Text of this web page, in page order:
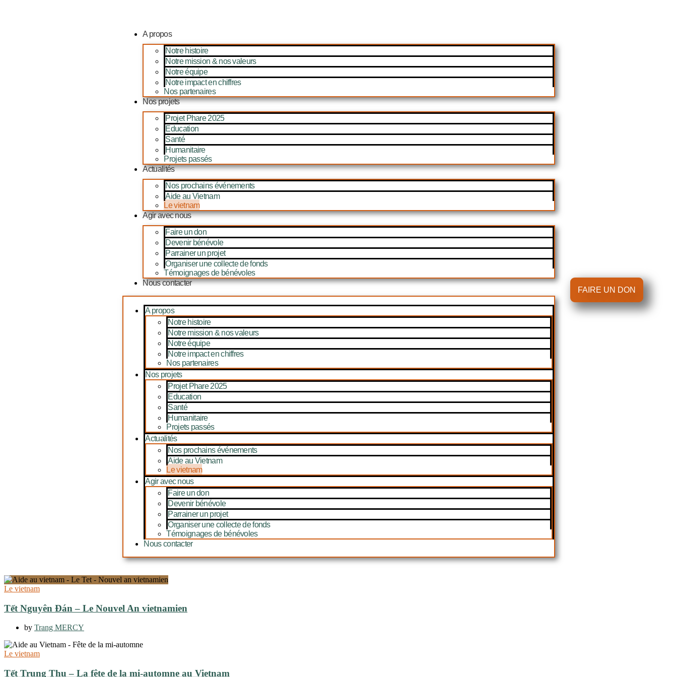
A propos
Notre histoire
Notre mission & nos valeurs
Notre équipe
Notre impact en chiffres
Nos partenaires
Nos projets
Projet Phare 2025
Education
Santé
Humanitaire
Projets passés
Actualités
Nos prochains événements
Aide au Vietnam
Le vietnam
Agir avec nous
Faire un don
Devenir bénévole
Parrainer un projet
Organiser une collecte de fonds
Témoignages de bénévoles
Nous contacter
A propos
Notre histoire
Notre mission & nos valeurs
Notre équipe
Notre impact en chiffres
Nos partenaires
Nos projets
Projet Phare 2025
Education
Santé
Humanitaire
Projets passés
Actualités
Nos prochains événements
Aide au Vietnam
Le vietnam
Agir avec nous
Faire un don
Devenir bénévole
Parrainer un projet
Organiser une collecte de fonds
Témoignages de bénévoles
Nous contacter
FAIRE UN DON
Le vietnam
Tết Nguyên Đán – Le Nouvel An vietnamien
by Trang MERCY
Le vietnam
Tết Trung Thu – La fête de la mi-automne au Vietnam